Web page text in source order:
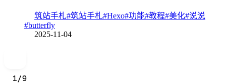
筑站手札#筑站手札#Hexo#功能#教程#美化#说说
#butterfly
2025-11-04
1/9